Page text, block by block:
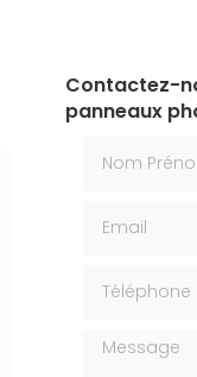
Contactez-
panneaux
Message